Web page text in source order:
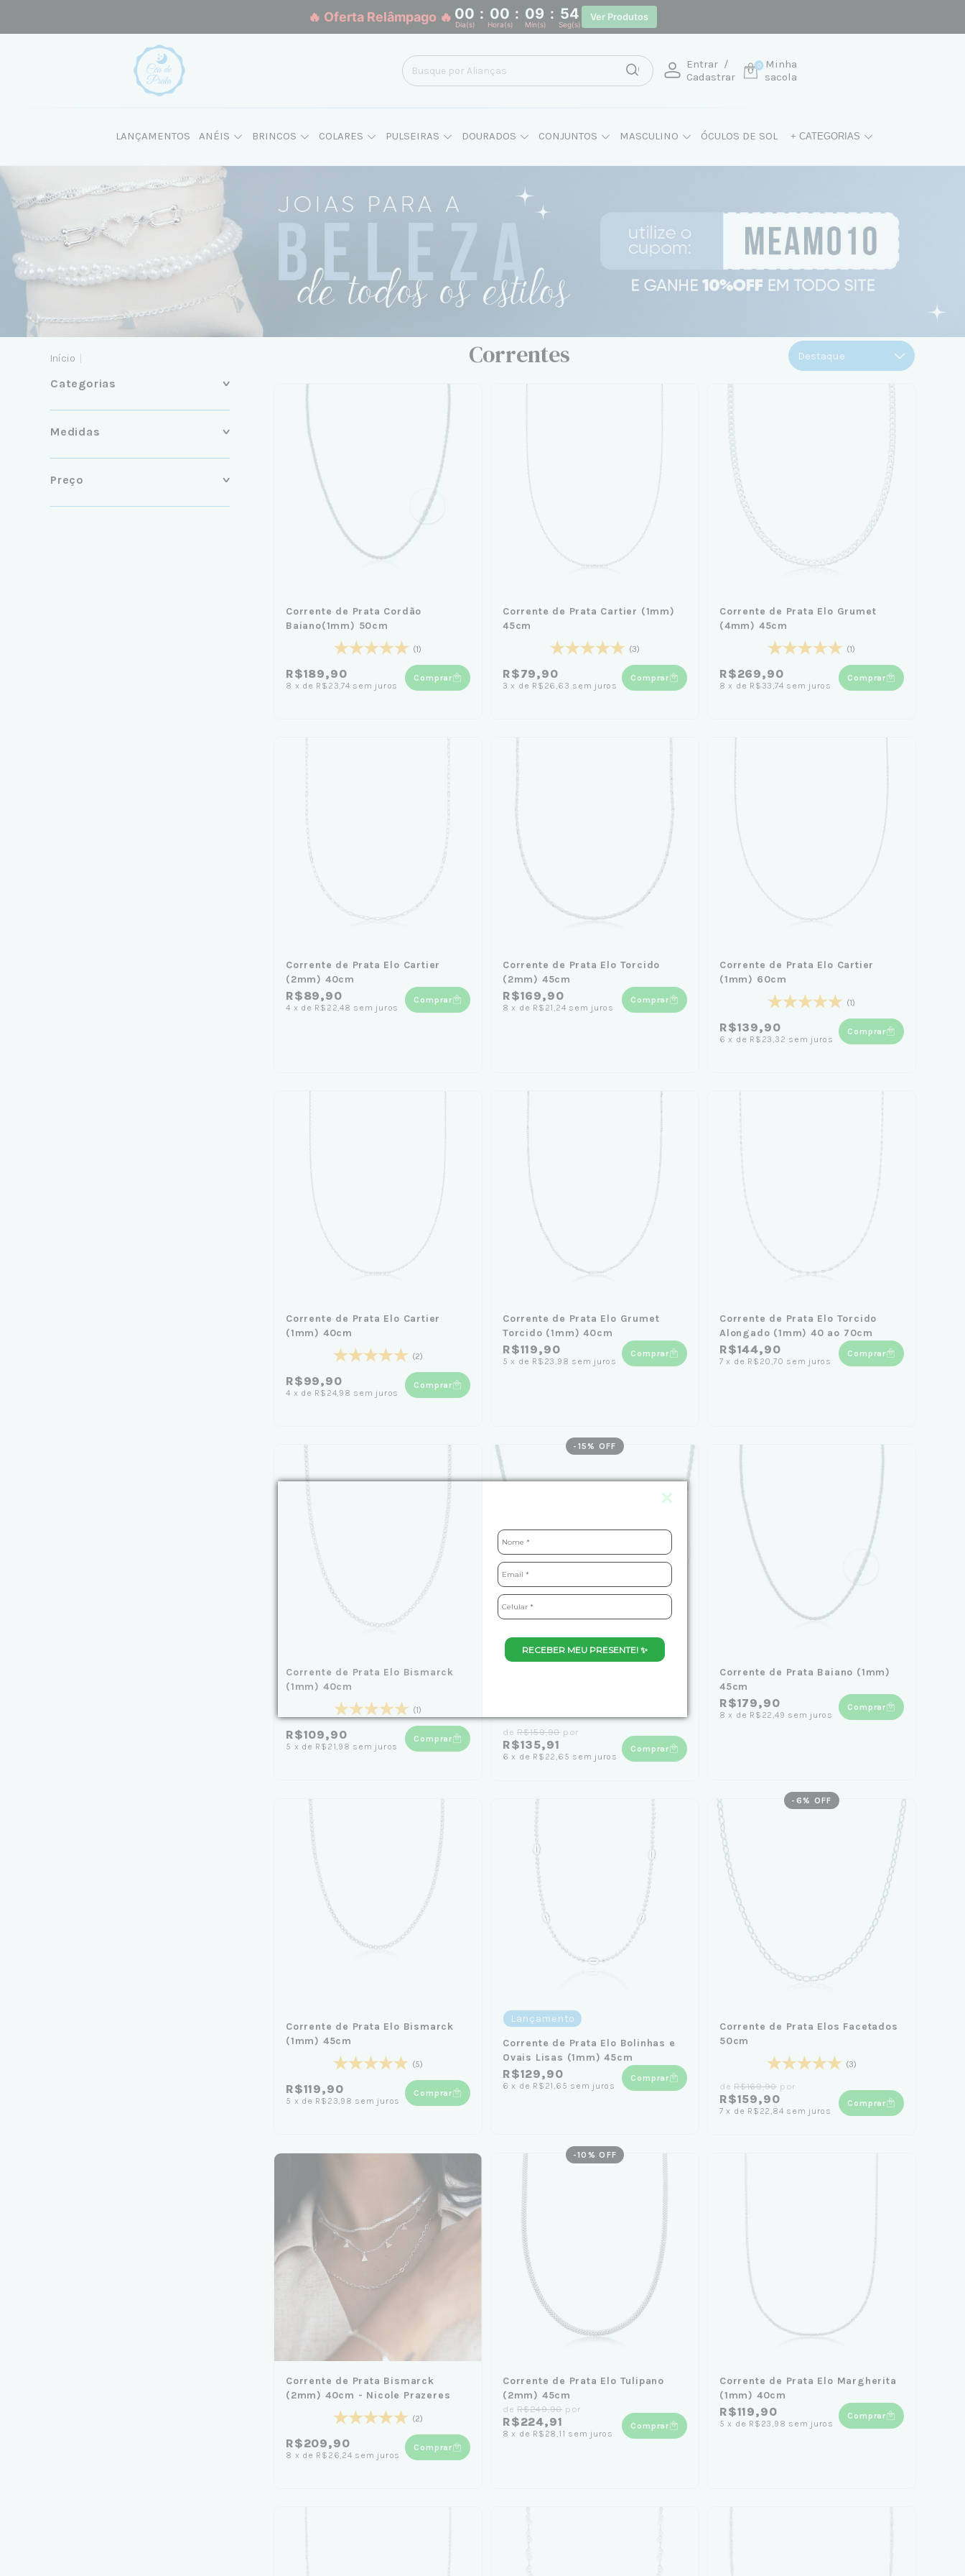
RECEBER MEU PRESENTE! ✨
🔥 Oferta Relâmpago 🔥 00 : 00 : 09 : 53
Dia(s) Hora(s) Min(s) Seg(s)
Ver Produtos
Entrar /
Cadastrar
Minha
sacola
0
LANÇAMENTOS ANÉIS BRINCOS COLARES PULSEIRAS DOURADOS CONJUNTOS MASCULINO ÓCULOS DE SOL + CATEGORIAS
Início Correntes
Categorias
Medidas
Preço
Corrente de Prata Cordão
Baiano(1mm) 50cm
(1)
R$189,90
8 x de R$23,74 sem juros
Comprar
Corrente de Prata Cartier (1mm)
45cm
(3)
R$79,90
3 x de R$26,63 sem juros
Comprar
Corrente de Prata Elo Grumet
(4mm) 45cm
(1)
R$269,90
8 x de R$33,74 sem juros
Comprar
Corrente de Prata Elo Cartier
(2mm) 40cm
R$89,90
4 x de R$22,48 sem juros
Comprar
Corrente de Prata Elo Torcido
(2mm) 45cm
R$169,90
8 x de R$21,24 sem juros
Comprar
Corrente de Prata Elo Cartier
(1mm) 60cm
(1)
R$139,90
6 x de R$23,32 sem juros
Comprar
Corrente de Prata Elo Cartier
(1mm) 40cm
(2)
R$99,90
4 x de R$24,98 sem juros
Comprar
Corrente de Prata Elo Grumet
Torcido (1mm) 40cm
R$119,90
5 x de R$23,98 sem juros
Comprar
Corrente de Prata Elo Torcido
Alongado (1mm) 40 ao 70cm
R$144,90
7 x de R$20,70 sem juros
Comprar
Corrente de Prata Elo Bismarck
(1mm) 40cm
(1)
R$109,90
5 x de R$21,98 sem juros
Comprar
- 15 % OFF
deR$159,90 por
R$135,91
6 x de R$22,65 sem juros
Comprar
Corrente de Prata Baiano (1mm)
45cm
R$179,90
8 x de R$22,49 sem juros
Comprar
Corrente de Prata Elo Bismarck
(1mm) 45cm
(5)
R$119,90
5 x de R$23,98 sem juros
Comprar
Lançamento
Corrente de Prata Elo Bolinhas e
Ovais Lisas (1mm) 45cm
R$129,90
6 x de R$21,65 sem juros
Comprar
- 6 % OFF
Corrente de Prata Elos Facetados
50cm
(3)
deR$169,90 por
R$159,90
7 x de R$22,84 sem juros
Comprar
Corrente de Prata Bismarck
(2mm) 40cm - Nicole Prazeres
(2)
R$209,90
8 x de R$26,24 sem juros
Comprar
-10 % OFF
Corrente de Prata Elo Tulipano
(2mm) 45cm
deR$249,90 por
R$224,91
8 x de R$28,11 sem juros
Comprar
Corrente de Prata Elo Margherita
(1mm) 40cm
R$119,90
5 x de R$23,98 sem juros
Comprar